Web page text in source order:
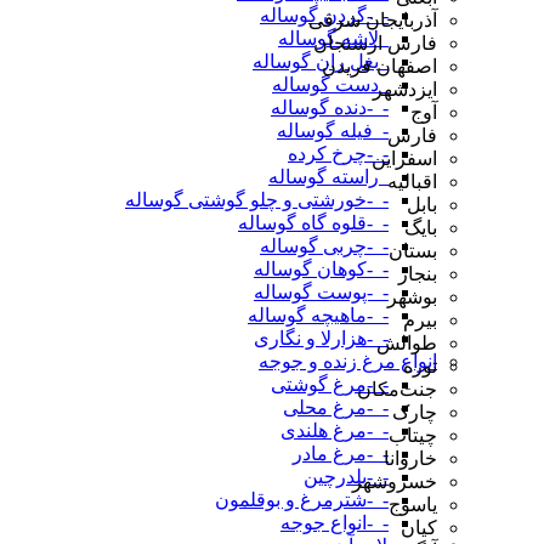
-_-گردن گوساله
_لاشه گوساله
_بغل ران گوساله
_دست گوساله
-_-دنده گوساله
-_فیله گوساله
-_-چرخ کرده
_راسته گوساله
-_-خورشتی و چلو گوشتی گوساله
-_-قلوه گاه گوساله
-_-چربی گوساله
-_-کوهان گوساله
-_-پوست گوساله
-_-ماهیچه گوساله
-_-هزارلا و نگاری
انواع مرغ زنده و جوجه
-_-مرغ گوشتی
-_-مرغ محلی
-_-مرغ هلندی
-_-مرغ مادر
-_-بلدرچین
-_-شترمرغ و بوقلمون
-_-انواع جوجه
آذربایجان شرقی
فارس ارسنجان
اصفهان فریدن
ایزدشهر
آوج
فارس
اسفراین
اقبالیه
بابل
بایگ
بستان
بنجار
بوشهر
بیرم
طوالش
توره
جنت‌مکان
چارک
چیتاب
خاروانا
خسروشهر
یاسوج
کیان